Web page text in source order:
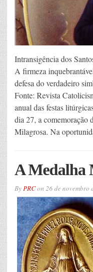
Intransigência dos
A firmeza
defesa do verdadeiro
Fonte: Revista
anual das festas
dia 27, a comemoração
Milagrosa. Na
A Medalha
ByPRCon 26 de novembro